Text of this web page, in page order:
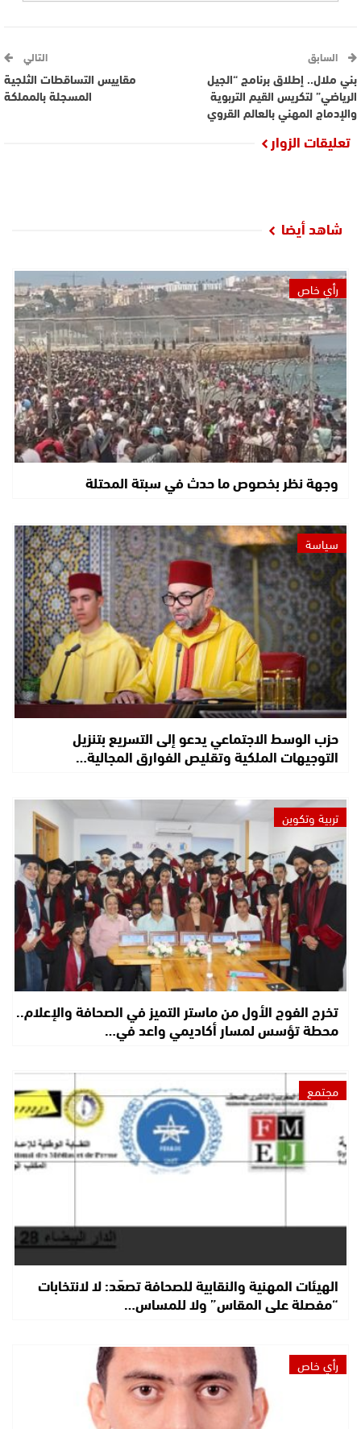
السابق
بني ملال.. إطلاق برنامج “الجيل
الرياضي” لتكريس القيم التربوية
والإدماج المهني بالعالم القروي
التالي
مقاييس التساقطات الثلجية
المسجلة بالمملكة
تعليقات الزوار
شاهد أيضا
رأي خاص
وجهة نظر بخصوص ما حدث في سبتة المحتلة
سياسة
حزب الوسط الاجتماعي يدعو إلى التسريع بتنزيل
التوجيهات الملكية وتقليص الفوارق المجالية…
تربية وتكوين
تخرج الفوج الأول من ماستر التميز في الصحافة والإعلام..
محطة تؤسس لمسار أكاديمي واعد في…
مجتمع
الهيئات المهنية والنقابية للصحافة تصعّد: لا لانتخابات
“مفصلة على المقاس” ولا للمساس…
رأي خاص